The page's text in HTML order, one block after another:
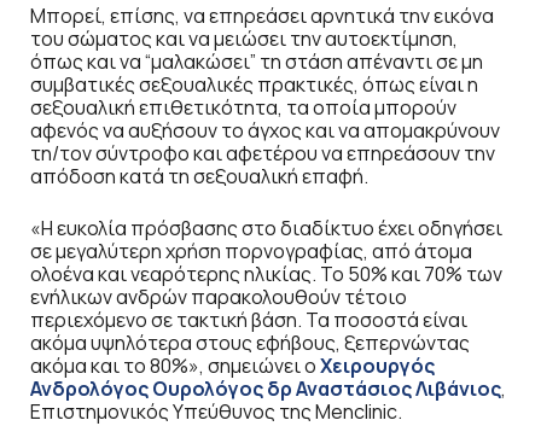
Μπορεί, επίσης, να επηρεάσει αρνητικά την εικόνα
του σώματος και να μειώσει την αυτοεκτίμηση,
όπως και να “μαλακώσει” τη στάση απέναντι σε μη
συμβατικές σεξουαλικές πρακτικές, όπως είναι η
σεξουαλική επιθετικότητα, τα οποία μπορούν
αφενός να αυξήσουν το άγχος και να απομακρύνουν
τη/τον σύντροφο και αφετέρου να επηρεάσουν την
απόδοση κατά τη σεξουαλική επαφή.
«Η ευκολία πρόσβασης στο διαδίκτυο έχει οδηγήσει
σε μεγαλύτερη χρήση πορνογραφίας, από άτομα
ολοένα και νεαρότερης ηλικίας. Το 50% και 70% των
ενήλικων ανδρών παρακολουθούν τέτοιο
περιεχόμενο σε τακτική βάση. Τα ποσοστά είναι
ακόμα υψηλότερα στους εφήβους, ξεπερνώντας
ακόμα και το 80%», σημειώνει οΧειρουργός
Ανδρολόγος Ουρολόγος δρ Αναστάσιος Λιβάνιος,
Επιστημονικός Υπεύθυνος της Menclinic.